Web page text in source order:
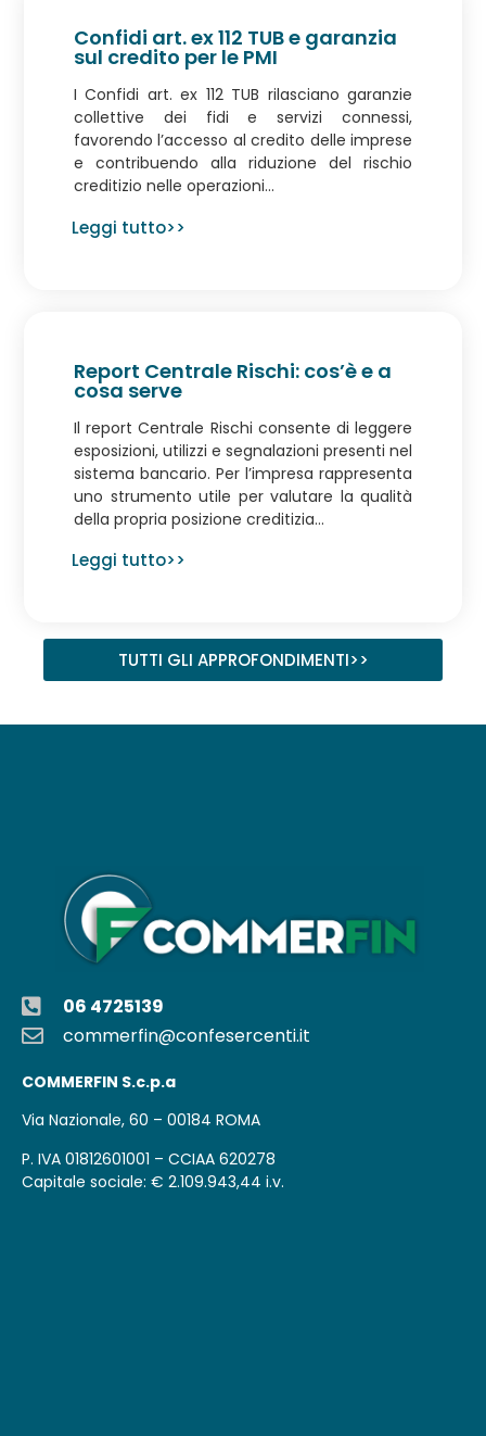
Confidi art. ex 112 TUB e garanzia
sul credito per le PMI
I Confidi art. ex 112 TUB rilasciano garanzie
collettive dei fidi e servizi connessi,
favorendo l’accesso al credito delle imprese
e contribuendo alla riduzione del rischio
creditizio nelle operazioni...
Leggi tutto>>
Report Centrale Rischi: cos’è e a
cosa serve
Il report Centrale Rischi consente di leggere
esposizioni, utilizzi e segnalazioni presenti nel
sistema bancario. Per l’impresa rappresenta
uno strumento utile per valutare la qualità
della propria posizione creditizia...
Leggi tutto>>
TUTTI GLI APPROFONDIMENTI>>
06 4725139
commerfin@confesercenti.it
COMMERFIN S.c.p.a
Via Nazionale, 60 – 00184 ROMA
P. IVA 01812601001 – CCIAA 620278
Capitale sociale: € 2.109.943,44 i.v.